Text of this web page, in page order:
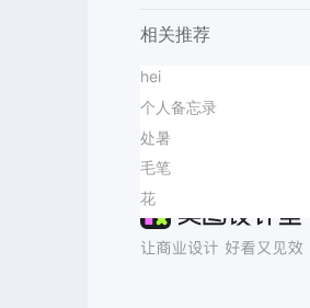
相关推荐
世界读书日
垃圾分类
日系
生日贺卡
签约
hei
个人备忘录
处暑
毛笔
花
篮球培训海报
产品价格表
淘宝海报
春日花朵
职场领航培训
龙抬头
气候预警通知
小暑视觉设计
剪辑小红书封面
体检通知海报
智能抠图